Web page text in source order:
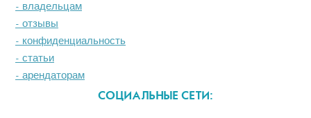
- владельцам
- отзывы
- конфиденциальность
- статьи
- арендаторам
СОЦИАЛЬНЫЕ СЕТИ: